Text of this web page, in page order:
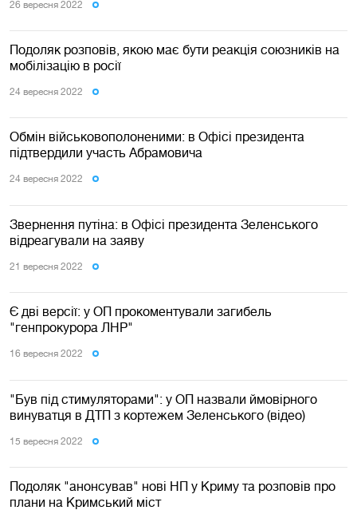
26 вересня 2022
Подоляк розповів, якою має бути реакція союзників на
мобілізацію в росії
24 вересня 2022
Обмін військовополоненими: в Офісі президента
підтвердили участь Абрамовича
24 вересня 2022
Звернення путіна: в Офісі президента Зеленського
відреагували на заяву
21 вересня 2022
Є дві версії: у ОП прокоментували загибель
"генпрокурора ЛНР"
16 вересня 2022
"Був під стимуляторами": у ОП назвали ймовірного
винуватця в ДТП з кортежем Зеленського (відео)
15 вересня 2022
Подоляк "анонсував" нові НП у Криму та розповів про
плани на Кримський міст